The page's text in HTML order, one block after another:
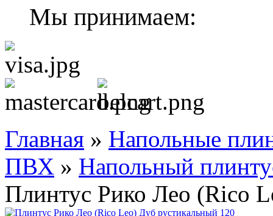
Мы принимаем:
Главная » Напольные
ПВХ » Напольный
Плинтус Рико Лео (Rico